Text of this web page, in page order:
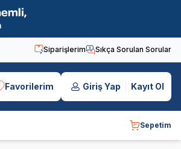
Siparişlerim Sıkça Sorulan Sorular
Favorilerim Giriş Yap Kayıt Ol
Sepetim